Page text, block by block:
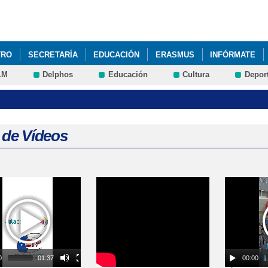
SECRETARÍA EDUCACIÓN ERASMUS INFÓRMATE
MATERIALES, RECURSOS Y SERVICIOS EDUCATIVOS EN
PERIODO DE ADMISIÓN ALUMNADO CURSO 2020-2021
DE ADMISIÓN PARA EL CURSO 2018-2019
AULA
CURSO 2017-2018
MATRICULACIÓN NUEVOS ALUMNOS ADMISIÓN DE
ALUMNOS CURSO 2020-2021 CALENDARIO ESCOLAR
Delphos Educación Cultura
Vídeos
01:37 00:00